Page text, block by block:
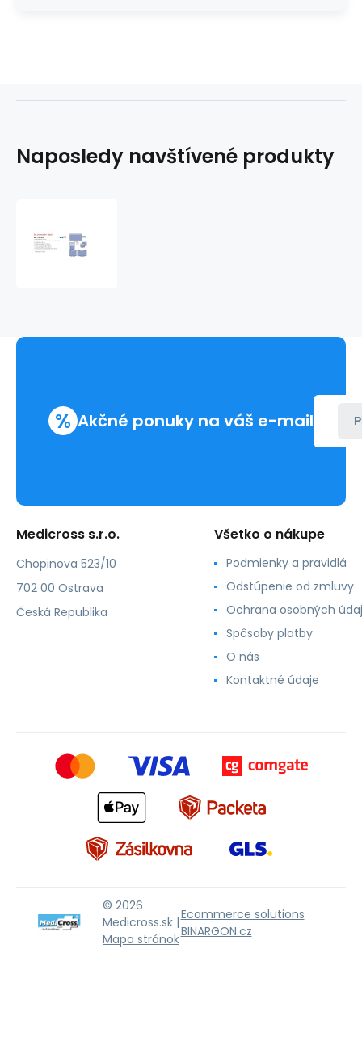
Naposledy navštívené produkty
% Akčné ponuky na váš e-mail
Medicross s.r.o.
Chopinova 523/10
702 00 Ostrava
Česká Republika
Všetko o nákupe
Podmienky a pravidlá
Odstúpenie od zmluvy
Ochrana osobných
Spôsoby platby
O nás
Kontaktné údaje
© 2026
Medicross.sk |
Mapa stránok
Ecommerce solutions
BINARGON.cz